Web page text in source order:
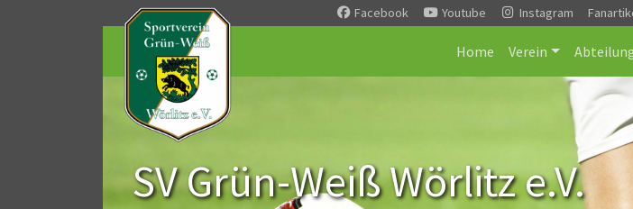
Facebook Youtube Instagram
Home Verein
SV Grün-Weiß Wörlitz e.V.